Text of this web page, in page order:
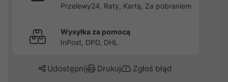
Przelewy24, Raty, Kartą, Za pobraniem
Wysyłka za pomocą
InPost, DPD, DHL
Udostępnij Drukuj Zgłoś błąd